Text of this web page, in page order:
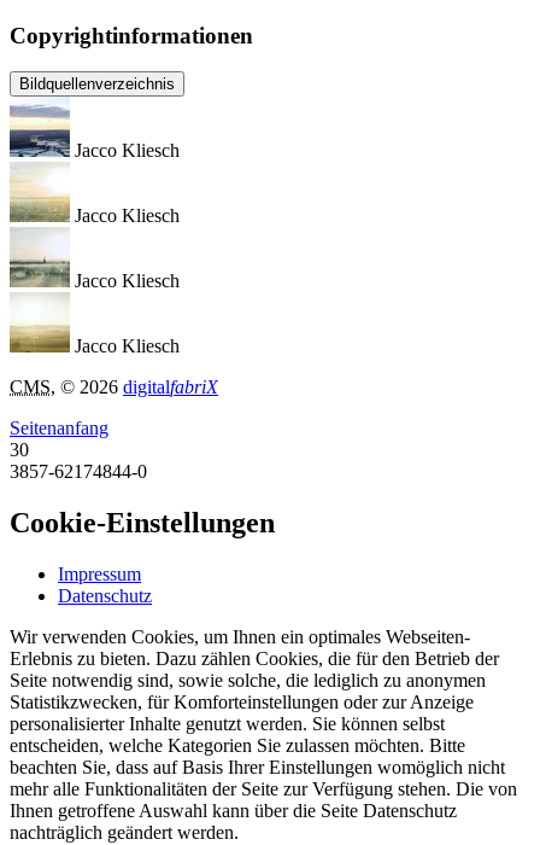
Copyrightinformationen
Bildquellenverzeichnis
Jacco Kliesch
Jacco Kliesch
Jacco Kliesch
Jacco Kliesch
CMS, © 2026 digitalfabriX
Seitenanfang
30
3857-62174844-0
Cookie-Einstellungen
Impressum
Datenschutz
Wir verwenden Cookies, um Ihnen ein optimales Webseiten-
Erlebnis zu bieten. Dazu zählen Cookies, die für den Betrieb der
Seite notwendig sind, sowie solche, die lediglich zu anonymen
Statistikzwecken, für Komforteinstellungen oder zur Anzeige
personalisierter Inhalte genutzt werden. Sie können selbst
entscheiden, welche Kategorien Sie zulassen möchten. Bitte
beachten Sie, dass auf Basis Ihrer Einstellungen womöglich nicht
mehr alle Funktionalitäten der Seite zur Verfügung stehen. Die von
Ihnen getroffene Auswahl kann über die Seite Datenschutz
nachträglich geändert werden.